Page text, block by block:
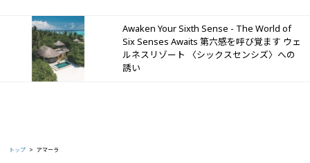
Awaken Your Sixth Sense - The World of
Six Senses Awaits 第六感を呼び覚ます ウェ
ルネスリゾート 〈シックスセンシズ〉への
誘い
トップ アマーラ